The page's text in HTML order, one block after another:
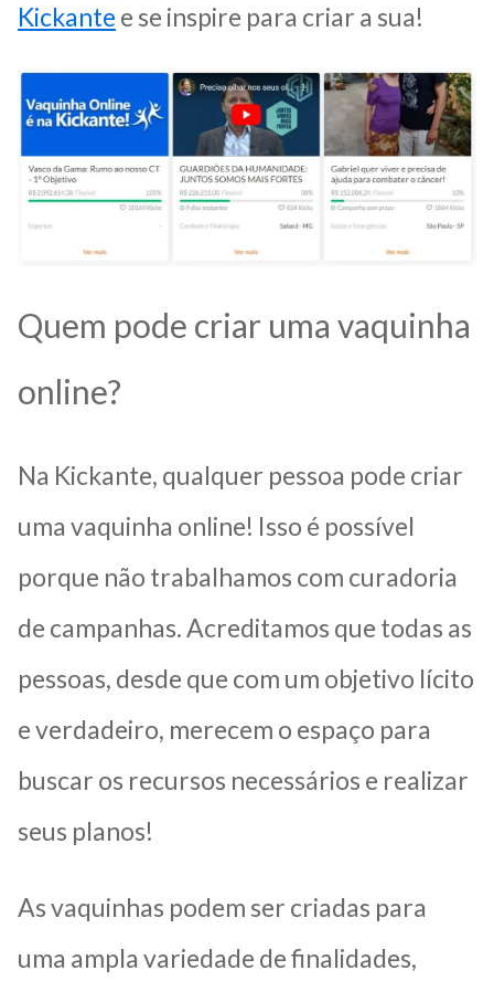
Kickante e se inspire para criar a sua!
Quem pode criar uma vaquinha
online?
Na Kickante, qualquer pessoa pode criar
uma vaquinha online! Isso é possível
porque não trabalhamos com curadoria
de campanhas. Acreditamos que todas as
pessoas, desde que com um objetivo lícito
e verdadeiro, merecem o espaço para
buscar os recursos necessários e realizar
seus planos!
As vaquinhas podem ser criadas para
uma ampla variedade de finalidades,